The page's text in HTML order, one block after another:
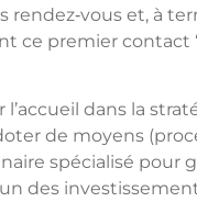
et, à
ce premier contact
dans la
de moyens
spécialisé pour
des